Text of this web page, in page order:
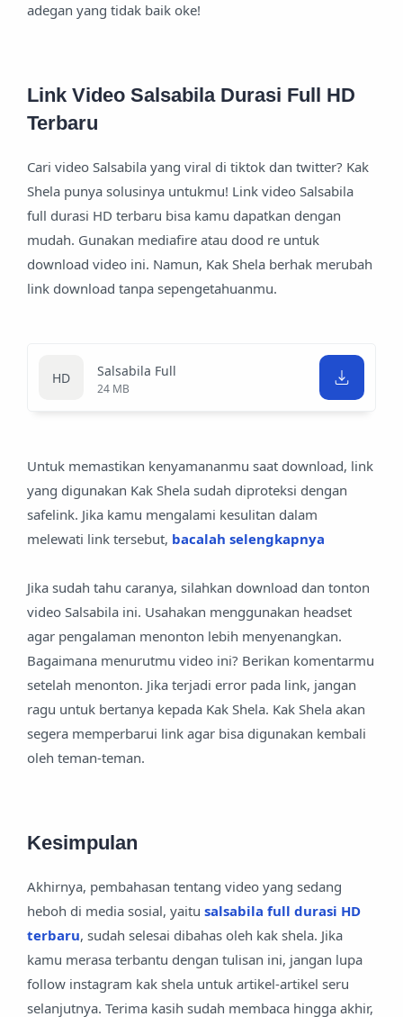
adegan yang tidak baik oke!
Link Video Salsabila Durasi Full HD
Terbaru
Cari video Salsabila yang viral di tiktok dan twitter? Kak
Shela punya solusinya untukmu! Link video Salsabila
full durasi HD terbaru bisa kamu dapatkan dengan
mudah. Gunakan mediafire atau dood re untuk
download video ini. Namun, Kak Shela berhak merubah
link download tanpa sepengetahuanmu.
Salsabila Full
24 MB
Untuk memastikan kenyamananmu saat download, link
yang digunakan Kak Shela sudah diproteksi dengan
safelink. Jika kamu mengalami kesulitan dalam
melewati link tersebut, bacalah selengkapnya
Jika sudah tahu caranya, silahkan download dan tonton
video Salsabila ini. Usahakan menggunakan headset
agar pengalaman menonton lebih menyenangkan.
Bagaimana menurutmu video ini? Berikan komentarmu
setelah menonton. Jika terjadi error pada link, jangan
ragu untuk bertanya kepada Kak Shela. Kak Shela akan
segera memperbarui link agar bisa digunakan kembali
oleh teman-teman.
Kesimpulan
Akhirnya, pembahasan tentang video yang sedang
heboh di media sosial, yaitu salsabila full durasi HD
terbaru, sudah selesai dibahas oleh kak shela. Jika
kamu merasa terbantu dengan tulisan ini, jangan lupa
follow instagram kak shela untuk artikel-artikel seru
selanjutnya. Terima kasih sudah membaca hingga akhir,